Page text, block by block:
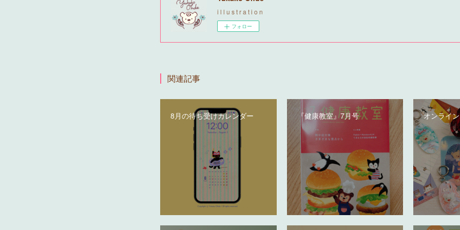
i l l u s t r a t i o n
フォロー
関連記事
8月の待ち受けカレンダー 『健康教室』7月号 オンライ